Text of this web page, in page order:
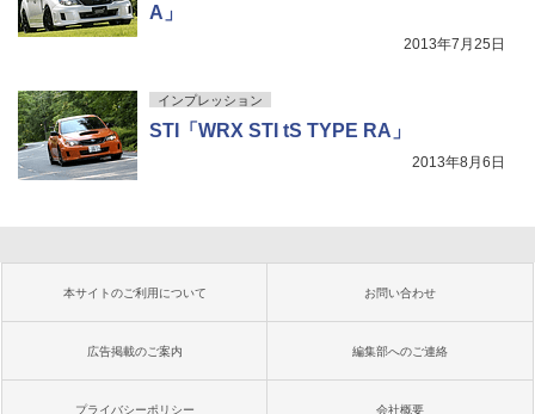
A」
2013年7月25日
インプレッション
STI「WRX STI tS TYPE RA」
2013年8月6日
本サイトのご利用について お問い合わせ
広告掲載のご案内 編集部へのご連絡
プライバシーポリシー 会社概要